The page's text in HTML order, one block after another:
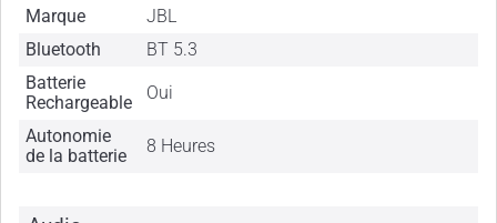
Marque
JBL
Bluetooth
BT 5.3
Batterie
Rechargeable
Oui
Autonomie
de la batterie
8 Heures